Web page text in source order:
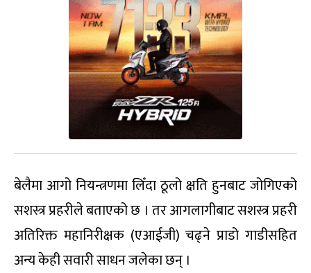
बेलैमा आगो नियन्त्रणमा लिँदा ठूलो क्षति हुनबाट जोगिएको
सशस्त्र प्रहरीले बताएको छ । तर आगलागीबाट सशस्त्र प्रहरी
अतिरिक्त महानिरीक्षक (एआईजी) चढ्ने प्राडो गाडीसहित
अन्य केही सवारी साधन जलेका छन् ।